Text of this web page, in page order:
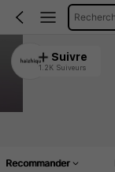
haizhiqu
4.90
Suivre
1.2K Suiveurs
Recommander